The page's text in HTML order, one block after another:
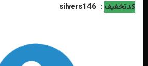
مدال نقره عقیق سوسنی یمنی اصل تراش الماسی
کدتخفیف :
silvers146